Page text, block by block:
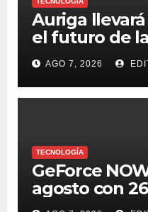
Auriga
el futuro de
Digital
AGO 7, 2026
TECNOLOGÍA
GeForce
agosto con